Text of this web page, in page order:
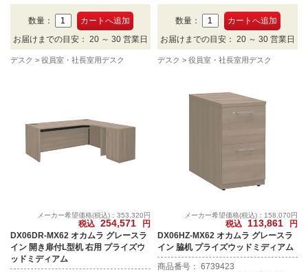
数量：
お届けまでの目安： 20 ～ 30 営業日
デスク 役員室・社長室用デスク
数量：
お届けまでの目安： 20 ～ 30 営業日
デスク 役員室・社長室用デスク
メーカー希望価格(税込)：353,320円
税込 254,571
円
DX06DR-MX62 オカムラ グレースラ
イン 開き扉付L型机 右用 プライズウ
ッドミディアム
メーカー希望価格(税込)：158,070円
税込 113,861
円
DX06HZ-MX62 オカムラ グレースラ
イン 脇机 プライズウッドミディアム
商品番号： 6739423